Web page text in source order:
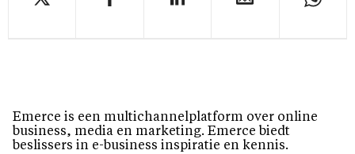
Emerce is een multichannelplatform over online
business, media en marketing. Emerce biedt
beslissers in e-business inspiratie en kennis.